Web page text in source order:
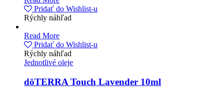
Pridať do Wishlist-u
Rýchly náhľad
Read More
Pridať do Wishlist-u
Rýchly náhľad
Jednotlivé oleje
dōTERRA Touch Lavender 10ml